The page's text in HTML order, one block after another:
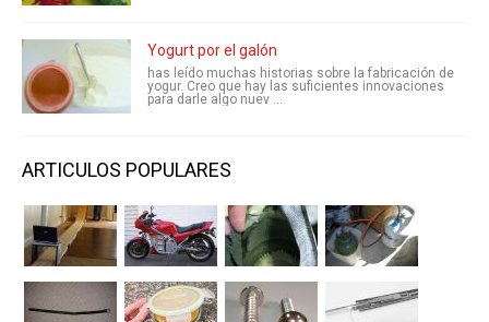
Yogurt por el galón
has leído muchas historias sobre la fabricación de
yogur. Creo que hay las suficientes innovaciones
para darle algo nuev ...
ARTICULOS POPULARES